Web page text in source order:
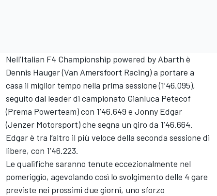
Nell’Italian F4 Championship powered by Abarth è
Dennis Hauger (Van Amersfoort Racing) a portare a
casa il miglior tempo nella prima sessione (1’46.095),
seguito dal leader di campionato Gianluca Petecof
(Prema Powerteam) con 1’46.649 e Jonny Edgar
(Jenzer Motorsport) che segna un giro da 1’46.664.
Edgar è tra l’altro il più veloce della seconda sessione di
libere, con 1’46.223.
Le qualifiche saranno tenute eccezionalmente nel
pomeriggio, agevolando così lo svolgimento delle 4 gare
previste nei prossimi due giorni, uno sforzo